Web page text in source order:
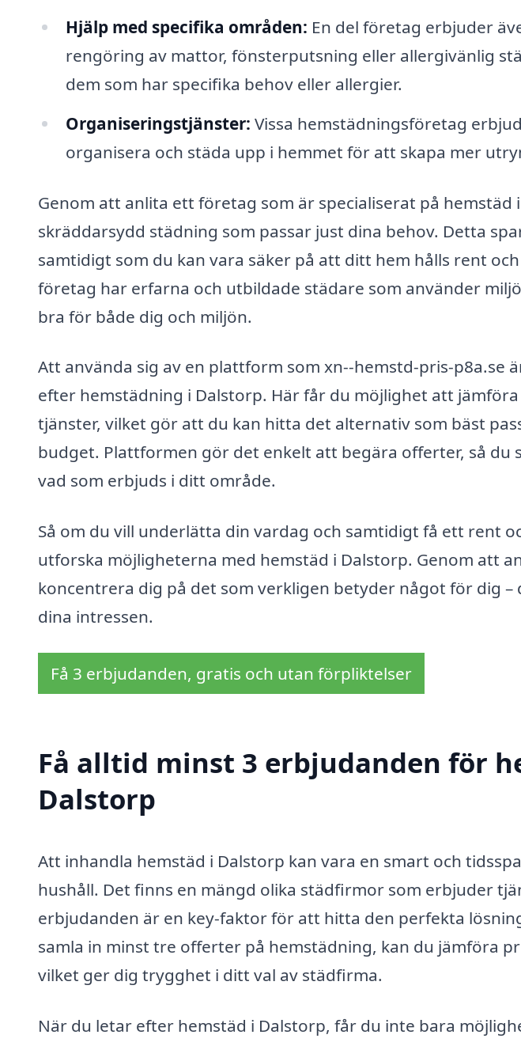
Hjälp med specifika områden: En del företag erbjuder
rengöring av mattor, fönsterputsning eller allergivänlig
dem som har specifika behov eller allergier.
Organiseringstjänster: Vissa hemstädningsföretag
organisera och städa upp i hemmet för att skapa mer
Genom att anlita ett företag som är specialiserat på hemstäd
skräddarsydd städning som passar just dina behov. Detta
samtidigt som du kan vara säker på att ditt hem hålls rent
företag har erfarna och utbildade städare som använder
bra för både dig och miljön.
Att använda sig av en plattform som xn--hemstd-pris-p8a.se
efter hemstädning i Dalstorp. Här får du möjlighet att
tjänster, vilket gör att du kan hitta det alternativ som bäst
budget. Plattformen gör det enkelt att begära offerter, så du
vad som erbjuds i ditt område.
Så om du vill underlätta din vardag och samtidigt få ett rent
utforska möjligheterna med hemstäd i Dalstorp. Genom att
koncentrera dig på det som verkligen betyder något för dig –
dina intressen.
Få 3 erbjudanden, gratis och utan förpliktelser
Få alltid minst 3 erbjudanden för
Dalstorp
Att inhandla hemstäd i Dalstorp kan vara en smart och
hushåll. Det finns en mängd olika städfirmor som erbjuder
erbjudanden är en key-faktor för att hitta den perfekta
samla in minst tre offerter på hemstädning, kan du jämföra
vilket ger dig trygghet i ditt val av städfirma.
När du letar efter hemstäd i Dalstorp, får du inte bara